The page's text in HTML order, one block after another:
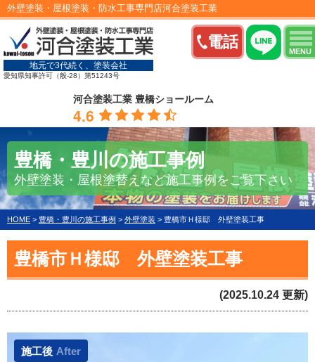
電話
MENU
外壁塗装・屋根塗装・防水工事専門店河合塗装工業
地元で3代続く、塗装会社
愛知県知事許可（般-28）第51243号
河合塗装工業 豊橋ショールーム
4.6
豊橋・豊川の施工事例
外壁塗装・屋根塗替えなど施工事例をご覧下さい
HOME > 豊橋・豊川の施工事例 > 外壁塗装 > 豊橋市Ｈ様邸 外壁塗装工事
豊橋市Ｈ様邸 外壁塗装工事
(2025.10.24 更新)
施工後 After